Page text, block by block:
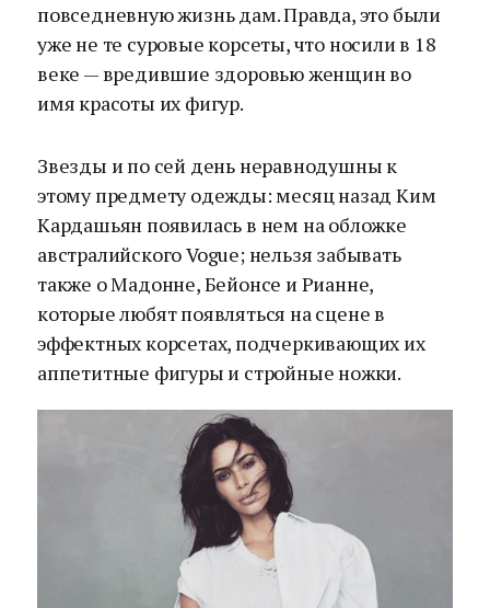
повседневную жизнь дам. Правда, это были
уже не те суровые корсеты, что носили в 18
веке — вредившие здоровью женщин во
имя красоты их фигур.
Звезды и по сей день неравнодушны к
этому предмету одежды: месяц назад Ким
Кардашьян появилась в нем на обложке
австралийского Vogue; нельзя забывать
также о Мадонне, Бейонсе и Рианне,
которые любят появляться на сцене в
эффектных корсетах, подчеркивающих их
аппетитные фигуры и стройные ножки.